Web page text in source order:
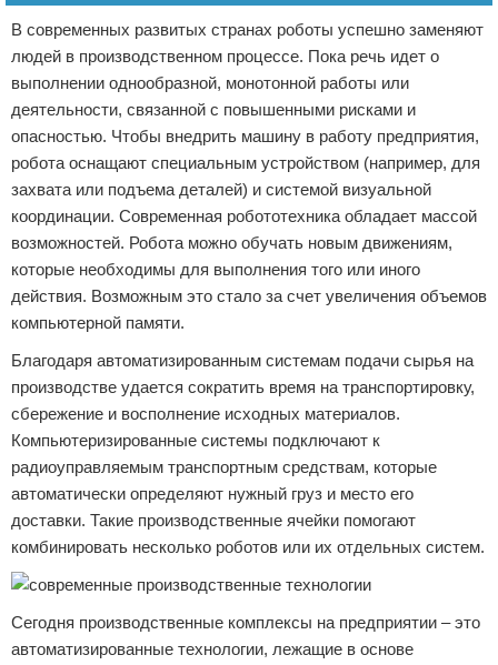
В современных развитых странах роботы успешно заменяют
людей в производственном процессе. Пока речь идет о
выполнении однообразной, монотонной работы или
деятельности, связанной с повышенными рисками и
опасностью. Чтобы внедрить машину в работу предприятия,
робота оснащают специальным устройством (например, для
захвата или подъема деталей) и системой визуальной
координации. Современная робототехника обладает массой
возможностей. Робота можно обучать новым движениям,
которые необходимы для выполнения того или иного
действия. Возможным это стало за счет увеличения объемов
компьютерной памяти.
Благодаря автоматизированным системам подачи сырья на
производстве удается сократить время на транспортировку,
сбережение и восполнение исходных материалов.
Компьютеризированные системы подключают к
радиоуправляемым транспортным средствам, которые
автоматически определяют нужный груз и место его
доставки. Такие производственные ячейки помогают
комбинировать несколько роботов или их отдельных систем.
Сегодня производственные комплексы на предприятии – это
автоматизированные технологии, лежащие в основе